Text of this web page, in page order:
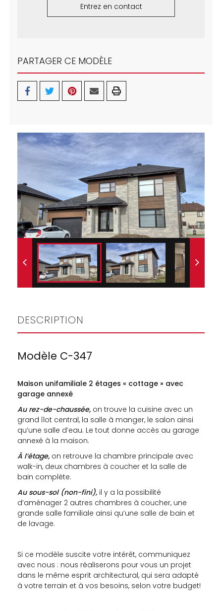
Entrez en contact
PARTAGER CE MODÈLE
DESCRIPTION
Modèle C-347
Maison unifamiliale 2 étages « cottage » avec
garage annexé
Au rez-de-chaussée, on trouve la cuisine avec un
grand îlot central, la salle à manger, le salon ainsi
qu’une salle d’eau. Le tout donne accès au garage
annexé à la maison.
À l’étage, on retrouve la chambre principale avec
walk-in, deux chambres à coucher et la salle de
bain complète.
Au sous-sol (non-fini), il y a la possibilité
d’aménager 2 autres chambres à coucher, une
grande salle familiale ainsi qu’une salle de bain et
de lavage.
Si ce modèle suscite votre intérêt, communiquez
avec nous : nous réaliserons pour vous un projet
dans le même esprit architectural, qui sera adapté
à votre terrain et à vos besoins, selon votre budget!